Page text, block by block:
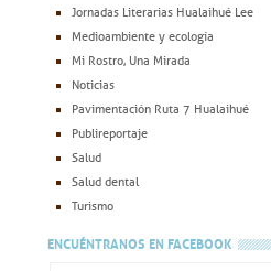
Jornadas Literarias Hualaihué Lee
Medioambiente y ecología
Mi Rostro, Una Mirada
Noticias
Pavimentación Ruta 7 Hualaihué
Publireportaje
Salud
Salud dental
Turismo
ENCUÉNTRANOS EN FACEBOOK